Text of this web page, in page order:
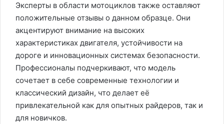
Эксперты в области мотоциклов также оставляют
положительные отзывы о данном образце. Они
акцентируют внимание на высоких
характеристиках двигателя, устойчивости на
дороге и инновационных системах безопасности.
Профессионалы подчеркивают, что модель
сочетает в себе современные технологии и
классический дизайн, что делает её
привлекательной как для опытных райдеров, так и
для новичков.